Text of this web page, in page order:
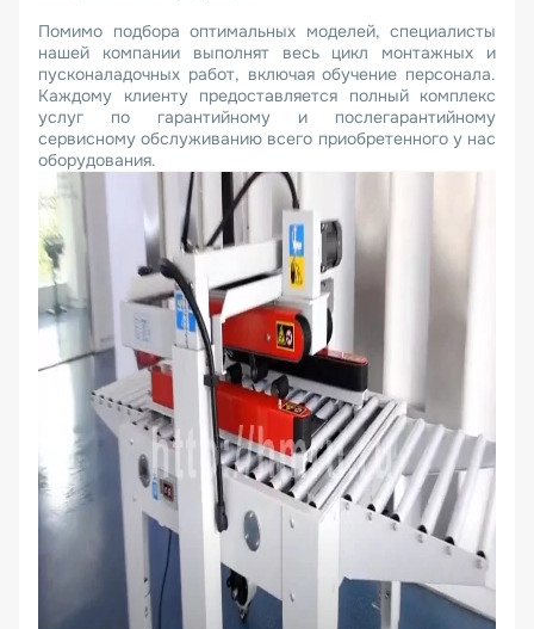
Помимо подбора оптимальных моделей, специалисты
нашей компании выполнят весь цикл монтажных и
пусконаладочных работ, включая обучение персонала.
Каждому клиенту предоставляется полный комплекс
услуг по гарантийному и послегарантийному
сервисному обслуживанию всего приобретенного у нас
оборудования.